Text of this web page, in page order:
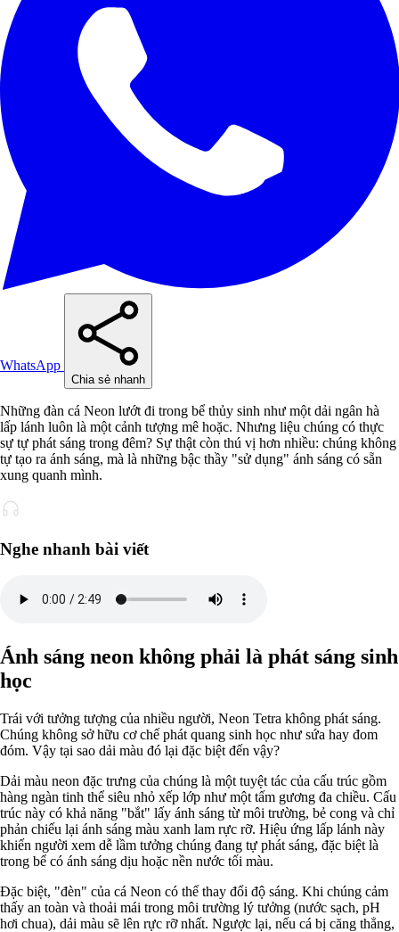
WhatsApp
Chia sẻ nhanh
Những đàn cá Neon lướt đi trong bể thủy sinh như một dải ngân hà
lấp lánh luôn là một cảnh tượng mê hoặc. Nhưng liệu chúng có thực
sự tự phát sáng trong đêm? Sự thật còn thú vị hơn nhiều: chúng không
tự tạo ra ánh sáng, mà là những bậc thầy "sử dụng" ánh sáng có sẵn
xung quanh mình.
Nghe nhanh bài viết
Ánh sáng neon không phải là phát sáng sinh
học
Trái với tưởng tượng của nhiều người, Neon Tetra không phát sáng.
Chúng không sở hữu cơ chế phát quang sinh học như sứa hay đom
đóm. Vậy tại sao dải màu đó lại đặc biệt đến vậy?
Dải màu neon đặc trưng của chúng là một tuyệt tác của cấu trúc gồm
hàng ngàn tinh thể siêu nhỏ xếp lớp như một tấm gương đa chiều. Cấu
trúc này có khả năng "bắt" lấy ánh sáng từ môi trường, bẻ cong và chỉ
phản chiếu lại ánh sáng màu xanh lam rực rỡ. Hiệu ứng lấp lánh này
khiến người xem dễ lầm tưởng chúng đang tự phát sáng, đặc biệt là
trong bể có ánh sáng dịu hoặc nền nước tối màu.
Đặc biệt, "đèn" của cá Neon có thể thay đổi độ sáng. Khi chúng cảm
thấy an toàn và thoải mái trong môi trường lý tưởng (nước sạch, pH
hơi chua), dải màu sẽ lên rực rỡ nhất. Ngược lại, nếu cá bị căng thẳng,